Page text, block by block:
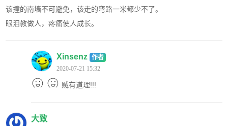
该撞的南墙不可避免，该走的弯路一米都少不了。
眼泪教做人，疼痛使人成长。
Xinsenz 作者
2020-07-21 15:32
贼有道理!!!
大致